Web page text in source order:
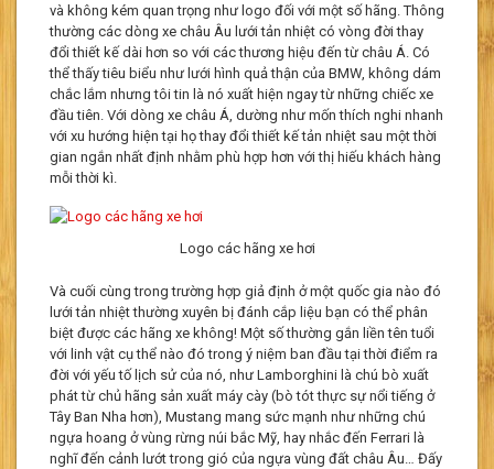
và không kém quan trọng như logo đối với một số hãng. Thông
thường các dòng xe châu Âu lưới tản nhiệt có vòng đời thay
đổi thiết kế dài hơn so với các thương hiệu đến từ châu Á. Có
thể thấy tiêu biểu như lưới hình quả thận của BMW, không dám
chắc lắm nhưng tôi tin là nó xuất hiện ngay từ những chiếc xe
đầu tiên. Với dòng xe châu Á, dường như mốn thích nghi nhanh
với xu hướng hiện tại họ thay đổi thiết kế tản nhiệt sau một thời
gian ngắn nhất định nhằm phù hợp hơn với thị hiếu khách hàng
mỗi thời kì.
Logo các hãng xe hơi
Và cuối cùng trong trường hợp giả định ở một quốc gia nào đó
lưới tản nhiệt thường xuyên bị đánh cắp liệu bạn có thể phân
biệt được các hãng xe không! Một số thường gắn liền tên tuổi
với linh vật cụ thể nào đó trong ý niệm ban đầu tại thời điểm ra
đời với yếu tố lịch sử của nó, như Lamborghini là chú bò xuất
phát từ chủ hãng sản xuất máy cày (bò tót thực sự nổi tiếng ở
Tây Ban Nha hơn), Mustang mang sức mạnh như những chú
ngựa hoang ở vùng rừng núi bắc Mỹ, hay nhắc đến Ferrari là
nghĩ đến cảnh lướt trong gió của ngựa vùng đất châu Âu… Đấy